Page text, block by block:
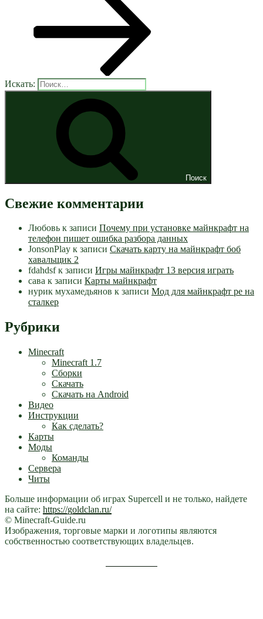
Искать:
Поиск
Свежие комментарии
Любовь к записи Почему при установке майнкрафт на
телефон пишет ошибка разбора данных
JonsonPlay к записи Скачать карту на майнкрафт боб
хавальщик 2
fdahdsfк записи Игры майнкрафт 13 версия играть
сава к записи Карты майнкрафт
нурик мухамедьянов к записи Мод для майнкрафт pe на
сталкер
Рубрики
Minecraft
Minecraft 1.7
Сборки
Скачать
Скачать на Android
Видео
Инструкции
Как сделать?
Карты
Моды
Команды
Сервера
Читы
Больше информации об играх Supercell и не только, найдете
на сайте: https://goldclan.ru/
© Minecraft-Guide.ru
Изображения, торговые марки и логотипы являются
собственностью соответствующих владельцев.